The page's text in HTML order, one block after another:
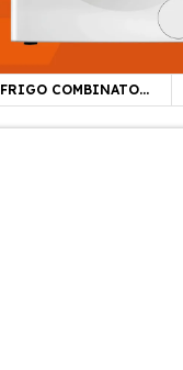
FRIGO COMBINATO
SAMSUNG